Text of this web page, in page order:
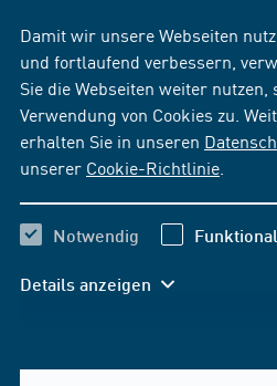
Damit wir unsere Webseiten
und fortlaufend verbessern,
Sie die Webseiten weiter
Verwendung von Cookies zu.
erhalten Sie in unseren
unserer Cookie-Richtlinie
Notwendig Funktional
Details anzeigen